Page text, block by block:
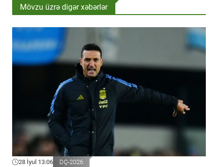
Mövzu üzrə digər xəbərlər
28 İyul 13:06 DÇ-2026